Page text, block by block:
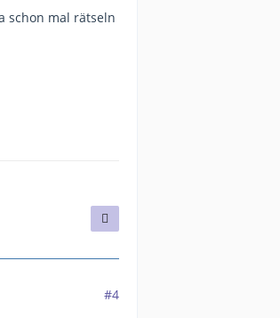
schon mal rätseln
#4